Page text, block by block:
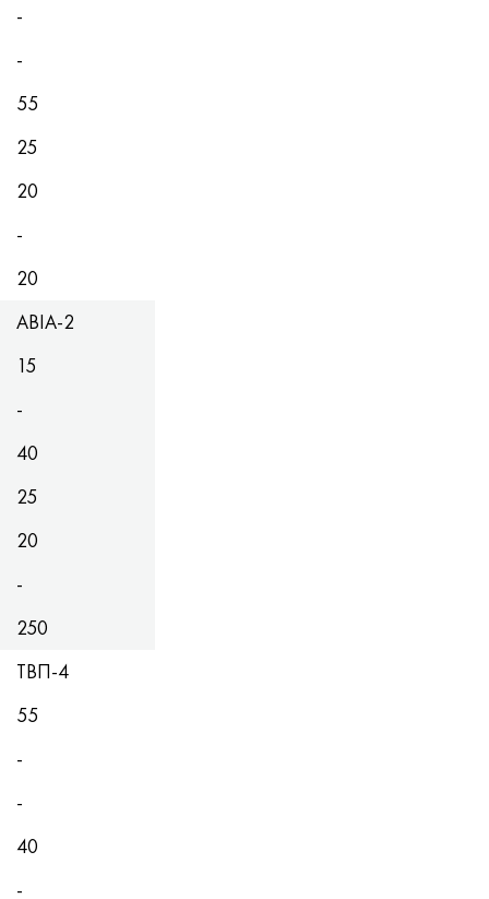
-
-
55
25
20
-
20
АВІА-2
15
-
40
25
20
-
250
ТВП-4
55
-
-
40
-